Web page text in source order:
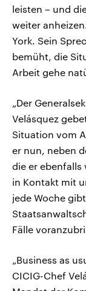
leisten – und
weiter
York. Sein
bemüht, die
Arbeit gehe
„Der
Velásquez
Situation vom
er nun, neben
die er ebenfalls
in Kontakt mit
jede Woche
Fälle
„Business as
CICIG-Chef